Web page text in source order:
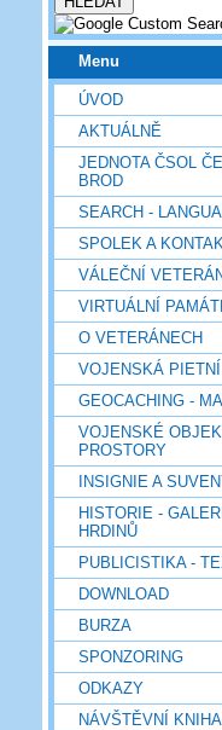
Menu
ÚVOD
AKTUÁLNĚ
JEDNOTA ČSOL
BROD
SEARCH -
SPOLEK A
VÁLEČNÍ
VIRTUÁLNÍ
O VETERÁNECH
VOJENSKÁ
GEOCACHING -
VOJENSKÉ
PROSTORY
INSIGNIE A
HISTORIE -
HRDINŮ
PUBLICISTIKA -
DOWNLOAD
BURZA
SPONZORING
ODKAZY
NÁVŠTĚVNÍ KNIHA